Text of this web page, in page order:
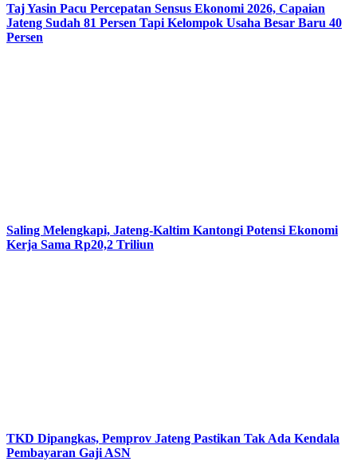
Taj Yasin Pacu Percepatan Sensus Ekonomi 2026, Capaian
Jateng Sudah 81 Persen Tapi Kelompok Usaha Besar Baru 40
Persen
Saling Melengkapi, Jateng-Kaltim Kantongi Potensi Ekonomi
Kerja Sama Rp20,2 Triliun
TKD Dipangkas, Pemprov Jateng Pastikan Tak Ada Kendala
Pembayaran Gaji ASN